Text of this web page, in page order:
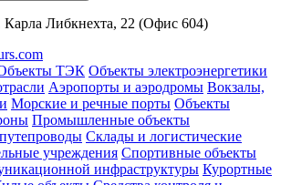
Карла Либкнехта, 22 (Офис 604)
ТЭК Объекты электроэнергетики
Аэропорты и аэродромы Вокзалы,
Морские и речные порты Объекты
Промышленные объекты
Склады и логистические
учреждения Спортивные объекты
инфраструктуры Курортные